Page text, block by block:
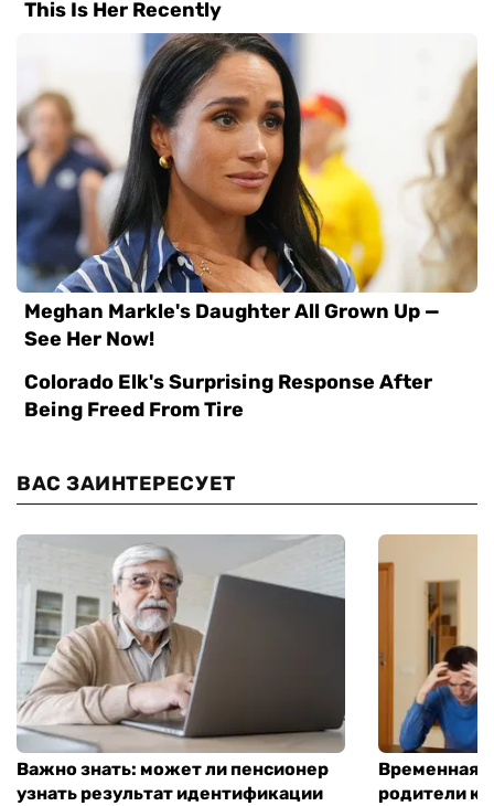
ВАС ЗАИНТЕРЕСУЕТ
Важно знать: может ли пенсионер
узнать результат идентификации
Временная
родители